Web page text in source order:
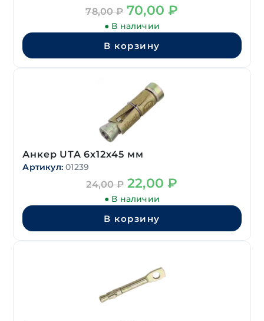
78,00₽ Первоначальная
цена
составляла
78,00 ₽.
70,00₽
70,00 ₽.
● В наличии
В корзину
Анкер UTA 6х12х45 мм
Артикул: 01239
24,00₽ Первоначальная
цена
составляла
24,00 ₽.
22,00₽
22,00 ₽.
● В наличии
В корзину